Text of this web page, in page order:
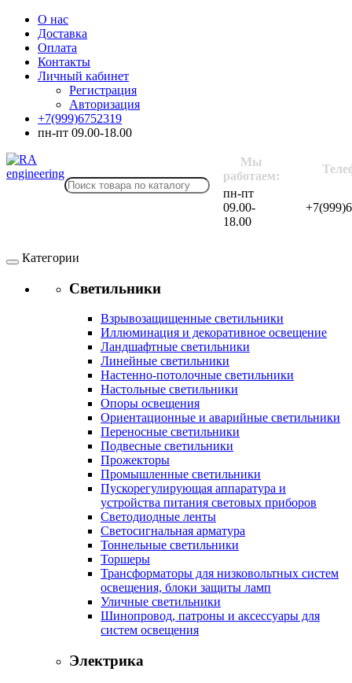
О нас
Доставка
Оплата
Контакты
Личный кабинет
Регистрация
Авторизация
+7(999)6752319
пн-пт 09.00-18.00
Мы
работаем:
пн-пт
09.00-
18.00
Категории
Светильники
Взрывозащищенные светильники
Иллюминация и декоративное освещение
Ландшафтные светильники
Линейные светильники
Настенно-потолочные светильники
Настольные светильники
Опоры освещения
Ориентационные и аварийные светильники
Переносные светильники
Подвесные светильники
Прожекторы
Промышленные светильники
Пускорегулирующая аппаратура и
устройства питания световых приборов
Светодиодные ленты
Светосигнальная арматура
Тоннельные светильники
Торшеры
Трансформаторы для низковольтных систем
освещения, блоки защиты ламп
Уличные светильники
Шинопровод, патроны и аксессуары для
систем освещения
Электрика